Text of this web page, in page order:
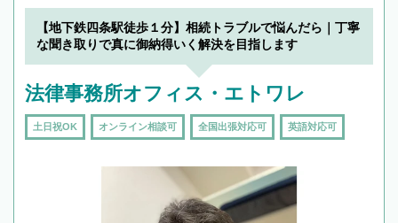
19時以降TEL可の条件
を加えて再検索
【地下鉄四条駅徒歩１分】相続トラブルで悩んだら｜丁寧
な聞き取りで真に御納得いく解決を目指します
法律事務所オフィス・エトワレ
土日祝OK オンライン相談可 全国出張対応可 英語対応可